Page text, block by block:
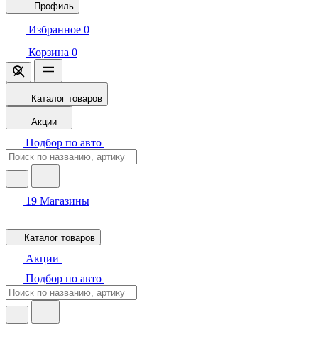
Профиль
Избранное 0
Корзина 0
Каталог товаров
Акции
Подбор по авто
19 Магазины
Каталог товаров
Акции
Подбор по авто